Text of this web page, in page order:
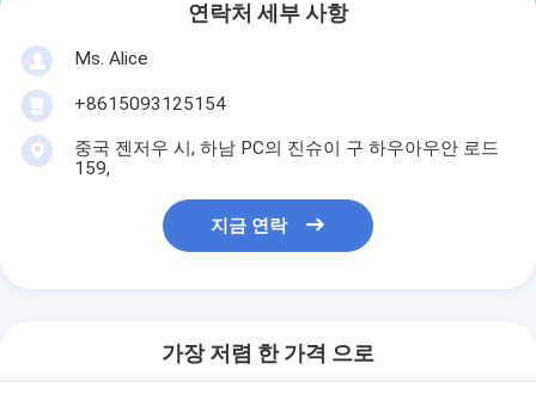
연락처 세부 사항
Ms. Alice
+8615093125154
중국 젠저우 시, 하남 PC의 진슈이 구 하우아우안 로드
159,
지금 연락
가장 저렴 한 가격 으로